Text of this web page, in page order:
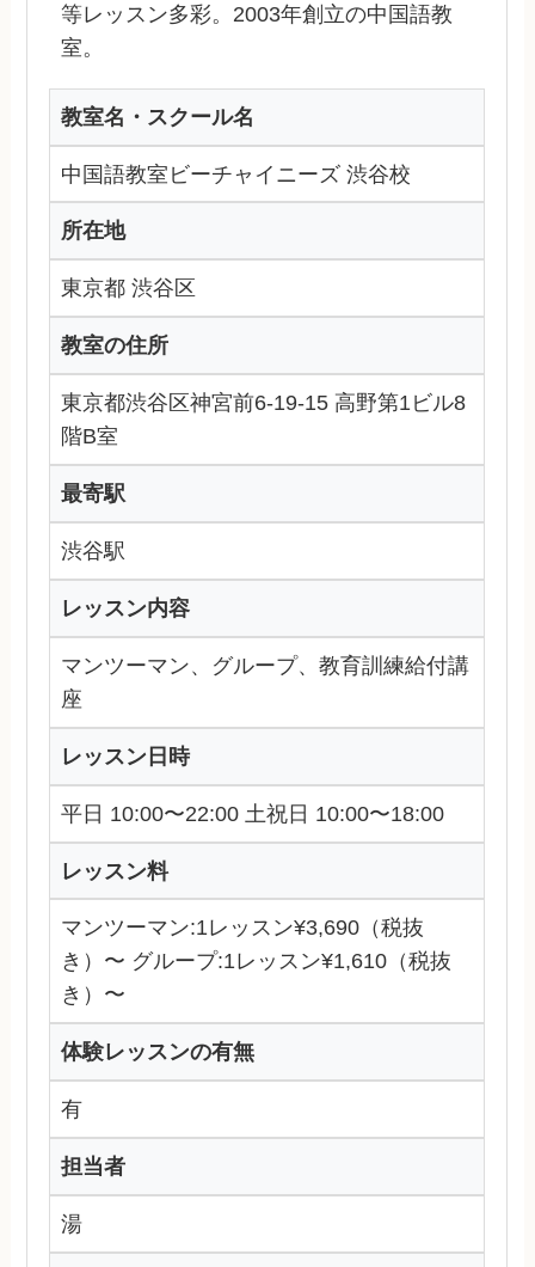
等レッスン多彩。2003年創立の中国語教
室。
教室名・スクール名
中国語教室ビーチャイニーズ 渋谷校
所在地
東京都 渋谷区
教室の住所
東京都渋谷区神宮前6-19-15 高野第1ビル8
階B室
最寄駅
渋谷駅
レッスン内容
マンツーマン、グループ、教育訓練給付講
座
レッスン日時
平日 10:00〜22:00 土祝日 10:00〜18:00
レッスン料
マンツーマン:1レッスン¥3,690（税抜
き）〜 グループ:1レッスン¥1,610（税抜
き）〜
体験レッスンの有無
有
担当者
湯